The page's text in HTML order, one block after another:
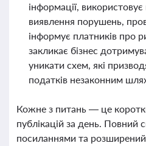
інформації,
виявлення порушень,
інформує платників про
закликає бізнес
уникати схем, які
податків незаконним
Кожне з питань — це
публікацій за день.
посиланнями та